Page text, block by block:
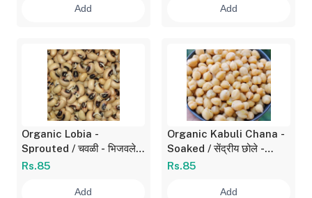
Add Add
Organic Lobia -
Sprouted / चवळी - भिजवलेली
200 gm
Rs.85
Add
Organic Kabuli Chana -
Soaked / सेंद्रीय छोले -
भिजवलेले 200 gm
Rs.85
Add